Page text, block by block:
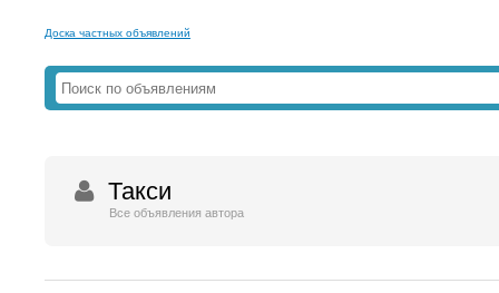
Доска частных объявлений
Такси
Все объявления автора